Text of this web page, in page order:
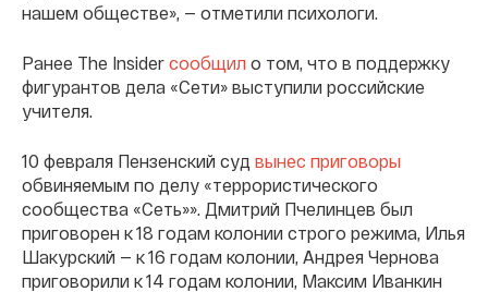
нашем обществе», — отметили психологи.
Ранее The Insider сообщил о том, что в поддержку
фигурантов дела «Сети» выступили российские
учителя.
10 февраля Пензенский суд вынес приговоры
обвиняемым по делу «террористического
сообщества «Сеть»». Дмитрий Пчелинцев был
приговорен к 18 годам колонии строго режима, Илья
Шакурский — к 16 годам колонии, Андрея Чернова
приговорили к 14 годам колонии, Максим Иванкин